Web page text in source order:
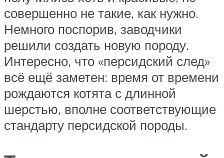
совершенно не такие, как нужно.
Немного поспорив, заводчики
решили создать новую породу.
Интересно, что «персидский след»
всё ещё заметен: время от времени
рождаются котята с длинной
шерстью, вполне соответствующие
стандарту персидской породы.